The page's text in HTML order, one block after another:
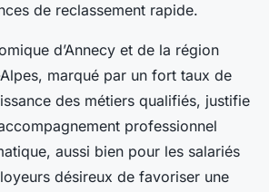
de reclassement rapide.
d’Annecy et de la région
marqué par un fort taux de
des métiers qualifiés, justifie
professionnel
aussi bien pour les salariés
désireux de favoriser une